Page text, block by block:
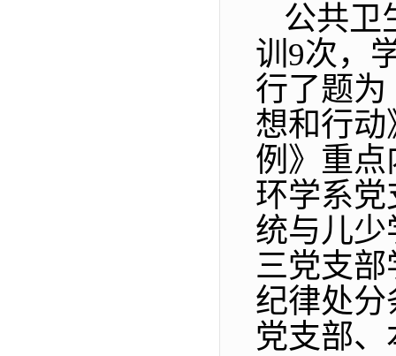
公共卫
训9次，
行了题
想和行
例》重
环学系
统与儿
三党支部
纪律处
党支部